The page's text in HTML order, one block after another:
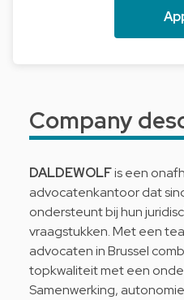
Company
DALDEWOLFis een
advocatenkantoor dat
ondersteunt bij hun
vraagstukken. Met een
advocaten in Brussel
topkwaliteit met een
Samenwerking,